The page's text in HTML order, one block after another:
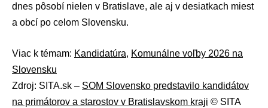
dnes pôsobí nielen v Bratislave, ale aj v desiatkach miest
a obcí po celom Slovensku.
Viac k témam: Kandidatúra, Komunálne voľby 2026 na
Slovensku
Zdroj: SITA.sk – SOM Slovensko predstavilo kandidátov
na primátorov a starostov v Bratislavskom kraji © SITA